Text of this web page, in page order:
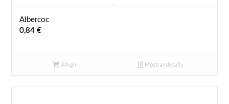
Albercoc
0,84€
Afegir Mostrar detalls